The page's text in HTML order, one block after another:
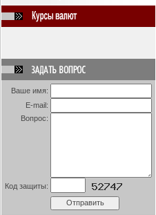
Ваше имя:
E-mail:
Вопрос:
Код защиты: